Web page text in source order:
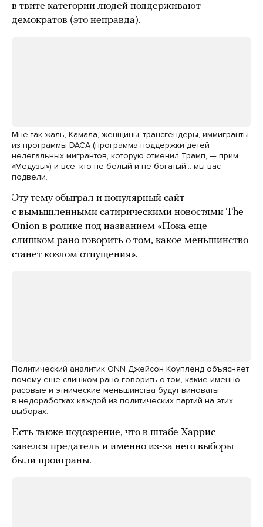
в твите категории людей поддерживают
демократов (это неправда).
Мне так жаль, Камала, женщины, трансгендеры, иммигранты
из программы DACA (программа поддержки детей
нелегальных мигрантов, которую отменил Трамп, — прим.
«Медузы») и все, кто не белый и не богатый… мы вас
подвели.
Эту тему обыграл и популярный сайт
с вымышленными сатирическими новостями The
Onion в ролике под названием «Пока еще
слишком рано говорить о том, какое меньшинство
станет козлом отпущения».
Политический аналитик ONN Джейсон Коупленд объясняет,
почему еще слишком рано говорить о том, какие именно
расовые и этнические меньшинства будут виноваты
в недоработках каждой из политических партий на этих
выборах.
Есть также подозрение, что в штабе Харрис
завелся предатель и именно из-за него выборы
были проиграны.